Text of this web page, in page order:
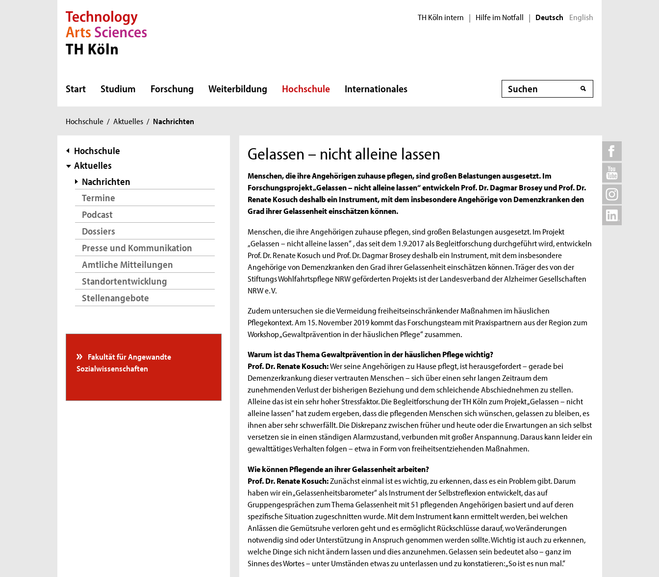
Direkt zur Hauptnavigation
Direkt zur Subnavigation
Direkt zum Inhalt
Direkt zum Fußbereich TH Köln intern | Hilfe im Notfall | Deutsch English
Start Studium Forschung Weiterbildung Hochschule Internationales Suche
Sie
hier:
Hochschule / Aktuelles / Nachrichten
Subnavigation
Hochschule
Aktuelles
Nachrichten
Termine
Podcast
Dossiers
Presse und Kommunikation
Amtliche Mitteilungen
Standortentwicklung
Stellenangebote
Fakultät für Angewandte
Sozialwissenschaften
Gelassen – nicht alleine lassen
Menschen, die ihre Angehörigen zuhause pflegen, sind großen Belastungen ausgesetzt. Im
Forschungsprojekt „Gelassen – nicht alleine lassen“ entwickeln Prof. Dr. Dagmar Brosey und Prof. Dr.
Renate Kosuch deshalb ein Instrument, mit dem insbesondere Angehörige von Demenzkranken den
Grad ihrer Gelassenheit einschätzen können.
Menschen, die ihre Angehörigen zuhause pflegen, sind großen Belastungen ausgesetzt. Im Projekt
„Gelassen – nicht alleine lassen“ , das seit dem 1.9.2017 als Begleitforschung durchgeführt wird, entwickeln
Prof. Dr. Renate Kosuch und Prof. Dr. Dagmar Brosey deshalb ein Instrument, mit dem insbesondere
Angehörige von Demenzkranken den Grad ihrer Gelassenheit einschätzen können. Träger des von der
Stiftungs Wohlfahrtspflege NRW geförderten Projekts ist der Landesverband der Alzheimer Gesellschaften
NRW e. V.
Zudem untersuchen sie die Vermeidung freiheitseinschränkender Maßnahmen im häuslichen
Pflegekontext. Am 15. November 2019 kommt das Forschungsteam mit Praxispartnern aus der Region zum
Workshop „Gewaltprävention in der häuslichen Pflege“ zusammen.
Warum ist das Thema Gewaltprävention in der häuslichen Pflege wichtig?
Prof. Dr. Renate Kosuch:Wer seine Angehörigen zu Hause pflegt, ist herausgefordert – gerade bei
Demenzerkrankung dieser vertrauten Menschen – sich über einen sehr langen Zeitraum dem
zunehmenden Verlust der bisherigen Beziehung und dem schleichende Abschiednehmen zu stellen.
Alleine das ist ein sehr hoher Stressfaktor. Die Begleitforschung der TH Köln zum Projekt „Gelassen – nicht
alleine lassen“ hat zudem ergeben, dass die pflegenden Menschen sich wünschen, gelassen zu bleiben, es
ihnen aber sehr schwerfällt. Die Diskrepanz zwischen früher und heute oder die Erwartungen an sich selbst
versetzen sie in einen ständigen Alarmzustand, verbunden mit großer Anspannung. Daraus kann leider ein
gewalttätiges Verhalten folgen – etwa in Form von freiheitsentziehenden Maßnahmen.
Wie können Pflegende an ihrer Gelassenheit arbeiten?
Prof. Dr. Renate Kosuch:Zunächst einmal ist es wichtig, zu erkennen, dass es ein Problem gibt. Darum
haben wir ein „Gelassenheitsbarometer“ als Instrument der Selbstreflexion entwickelt, das auf
Gruppengesprächen zum Thema Gelassenheit mit 51 pflegenden Angehörigen basiert und auf deren
spezifische Situation zugeschnitten wurde. Mit dem Instrument kann ermittelt werden, bei welchen
Anlässen die Gemütsruhe verloren geht und es ermöglicht Rückschlüsse darauf, wo Veränderungen
notwendig sind oder Unterstützung in Anspruch genommen werden sollte. Wichtig ist auch zu erkennen,
welche Dinge sich nicht ändern lassen und dies anzunehmen. Gelassen sein bedeutet also – ganz im
Sinnes des Wortes – unter Umständen etwas zu unterlassen und zu konstatieren: „So ist es nun mal.“